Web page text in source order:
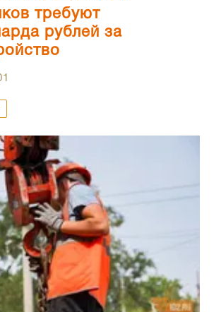
требуют
рублей за